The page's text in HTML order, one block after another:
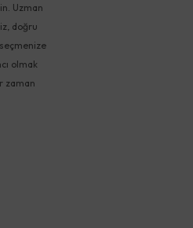
Uzman
doğru
olmak
zaman